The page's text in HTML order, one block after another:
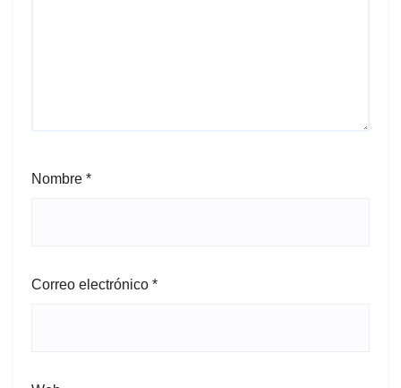
Nombre *
Correo electrónico *